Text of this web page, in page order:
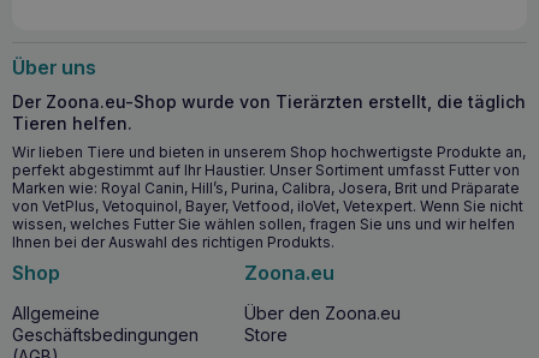
Der niedrige Fettgehalt
eines gesunden Körpergewichts bei, auch bei
übergewichtigen Katzen.
Durch dieleichte Verdaulichkeitsind die Leckerlis auch
für Katzen mit einem empfindlichen Verdauungssystem
geeignet.
Die natürliche Zusammensetzung ohne Zucker und
Salzgarantiert Sicherheit für Katzen mit
Ab wann ist es sinnvoll, COMFY Appetit Fancy
Hühnerstreifen zu verwenden?
Über uns
Der Zoona.eu-Shop wurde von Tierärzten erstellt, die täglich
Tieren helfen.
Wir lieben Tiere und bieten in unserem Shop hochwertigste Produkte an,
perfekt abgestimmt auf Ihr Haustier. Unser Sortiment umfasst Futter von
Marken wie: Royal Canin, Hill’s, Purina, Calibra, Josera, Brit und Präparate
von VetPlus, Vetoquinol, Bayer, Vetfood, iloVet, Vetexpert. Wenn Sie nicht
wissen, welches Futter Sie wählen sollen, fragen Sie uns und wir helfen
Ihnen bei der Auswahl des richtigen Produkts.
Shop
Allgemeine
Geschäftsbedingungen
Zoona.eu
Über den Zoona.eu
Store